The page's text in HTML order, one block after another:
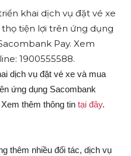
dịch vụ đặt vé xe và mua
ứng dụng Sacombank
thêm thông tin tại đây.
thêm nhiều đối tác, dịch vụ